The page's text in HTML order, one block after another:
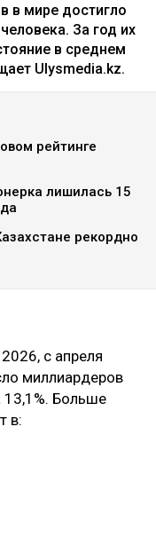
в мире достигло
За год их
в среднем
Ulysmedia.kz.
рейтинге
лишилась 15
рекордно
с апреля
миллиардеров
13,1%. Больше
в: